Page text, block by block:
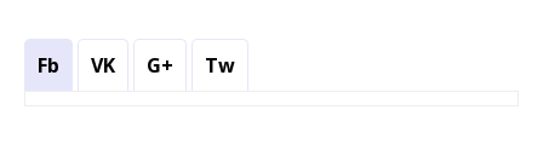
Fb VK G+ Tw